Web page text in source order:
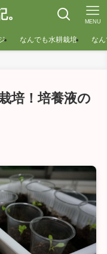
MENU
なんでも水耕栽培 な
培！培養液の